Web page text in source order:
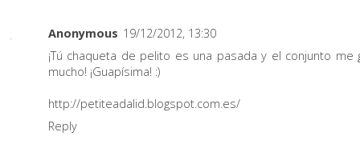
Anonymous 19/12/2012, 13:30
¡Tú chaqueta de pelito es una pasada y el conjunto me
mucho! ¡Guapísima! :)
http://petiteadalid.blogspot.com.es/
Reply